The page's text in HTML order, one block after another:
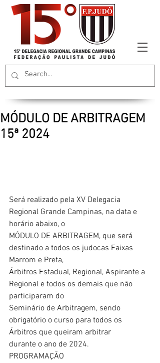
MÓDULO DE ARBITRAGEM
15ª 2024
Será realizado pela XV Delegacia
Regional Grande Campinas, na data e
horário abaixo, o
MÓDULO DE ARBITRAGEM, que será
destinado a todos os judocas Faixas
Marrom e Preta,
Árbitros Estadual, Regional, Aspirante a
Regional e todos os demais que não
participaram do
Seminário de Arbitragem, sendo
obrigatório o curso para todos os
Árbitros que queiram arbitrar
durante o ano de 2024.
PROGRAMAÇÃO